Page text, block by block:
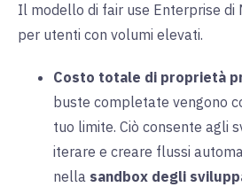
Il modello di fair use Enterprise
per utenti con volumi elevati.
Costo totale di proprietà
buste completate vengono
tuo limite. Ciò consente agli
iterare e creare flussi
nella sandbox degli